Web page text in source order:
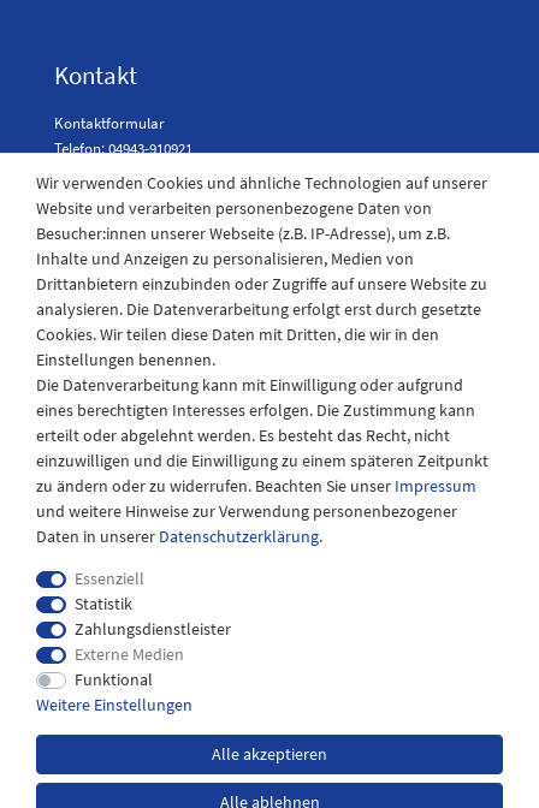
Kontakt
Kontaktformular
Telefon: 04943-910921
Laden Öffnungszeiten
Montag - Freitag
08:30 - 12:30 und 13.00 - 17.30 Uhr
Samstags
08:30 bis 12:30 Uhr
Impressum
Widerrufs­recht
Wir verwenden Cookies und ähnliche Technologien auf unserer
Website und verarbeiten personenbezogene Daten von
Besucher:innen unserer Webseite (z.B. IP-Adresse), um z.B.
Inhalte und Anzeigen zu personalisieren, Medien von
Drittanbietern einzubinden oder Zugriffe auf unsere Website zu
analysieren. Die Datenverarbeitung erfolgt erst durch gesetzte
Cookies. Wir teilen diese Daten mit Dritten, die wir in den
Einstellungen benennen.
Die Datenverarbeitung kann mit Einwilligung oder aufgrund
eines berechtigten Interesses erfolgen. Die Zustimmung kann
erteilt oder abgelehnt werden. Es besteht das Recht, nicht
einzuwilligen und die Einwilligung zu einem späteren Zeitpunkt
zu ändern oder zu widerrufen. Beachten Sie unser Impressum
und weitere Hinweise zur Verwendung personenbezogener
Daten in unserer Daten­schutz­erklärung.
Essenziell
Statistik
Zahlungsdienstleister
Externe Medien
Funktional
Weitere Einstellungen
Alle akzeptieren
Alle ablehnen